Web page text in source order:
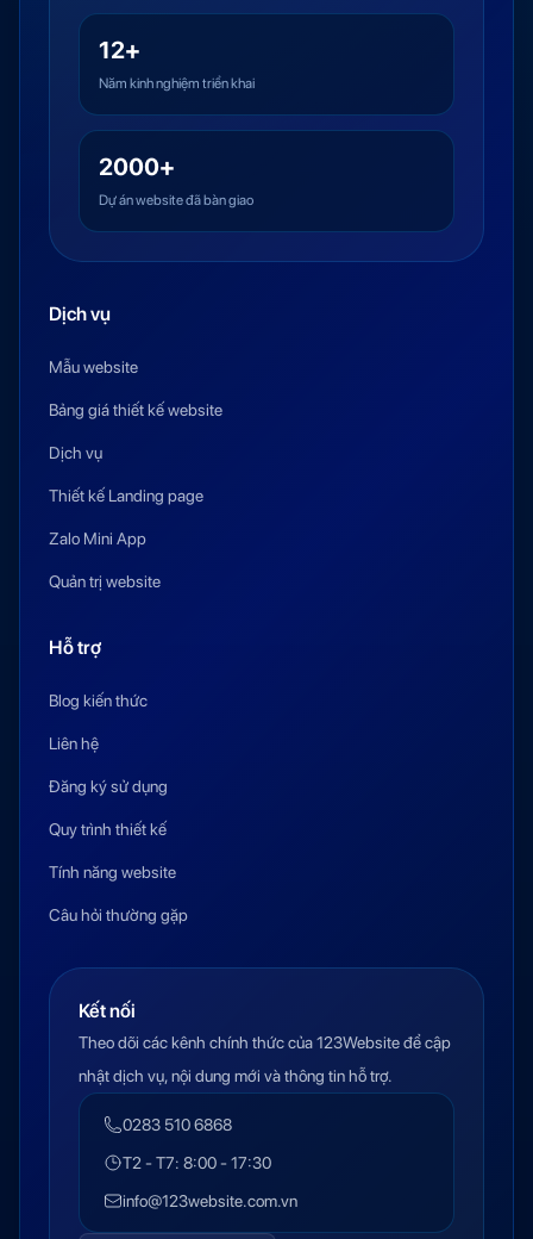
12+
Năm kinh nghiệm triển khai
2000+
Dự án website đã bàn giao
Dịch vụ
Mẫu website
Bảng giá thiết kế website
Dịch vụ
Thiết kế Landing page
Zalo Mini App
Quản trị website
Hỗ trợ
Blog kiến thức
Liên hệ
Đăng ký sử dụng
Quy trình thiết kế
Tính năng website
Câu hỏi thường gặp
Kết nối
Theo dõi các kênh chính thức của 123Website để cập
nhật dịch vụ, nội dung mới và thông tin hỗ trợ.
0283 510 6868
T2 - T7: 8:00 - 17:30
info@123website.com.vn